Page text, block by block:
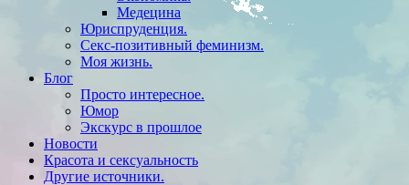
Медецина
Юриспруденция.
Секс-позитивный феминизм.
Моя жизнь.
Блог
Просто интересное.
Юмор
Экскурс в прошлое
Новости
Красота и сексуальность
Другие источники.